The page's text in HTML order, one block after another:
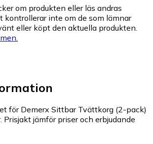
om produkten eller läs andras
kontrollerar inte om de som lämnar
eller köpt den aktuella produkten.
för Demerx Sittbar Tvättkorg (2-pack)
Prisjakt jämför priser och erbjudande